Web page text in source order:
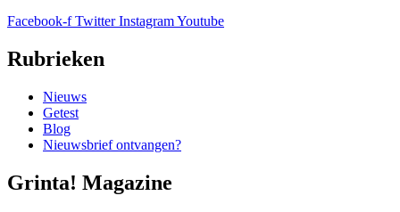
Facebook-f Twitter InstagramYoutube
Rubrieken
Nieuws
Getest
Blog
Nieuwsbrief ontvangen?
Grinta! Magazine